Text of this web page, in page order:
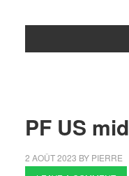
PF US
2 AOÛT 2023 BY PIERRE